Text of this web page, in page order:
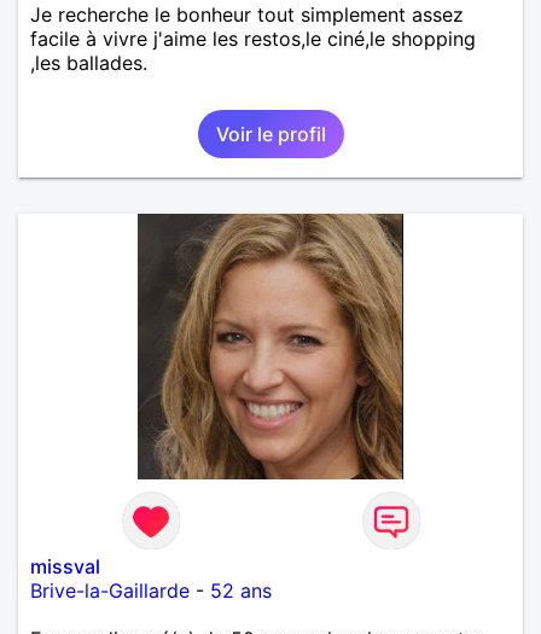
Je recherche le bonheur tout simplement assez
facile à vivre j'aime les restos,le ciné,le shopping
,les ballades.
Voir le profil
missval
Brive-la-Gaillarde - 52 ans